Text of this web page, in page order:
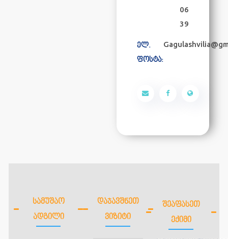
06
39
ელ.
ფოსტა:
ᲡᲐᲛᲣᲨᲐᲝ
ᲐᲓᲒᲘᲚᲘ
ᲓᲐᲯᲐᲕᲨᲜᲔᲗ
ᲕᲘᲖᲘᲢᲘ
ᲨᲔᲐᲤᲐᲡᲔᲗ
ᲔᲥᲘᲛᲘ